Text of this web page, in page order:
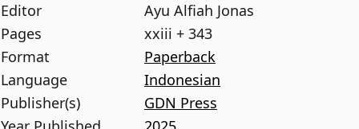
Editor
Ayu Alfiah Jonas
Pages
xxiii + 343
Format
Paperback
Language
Indonesian
Publisher(s)
GDN Press